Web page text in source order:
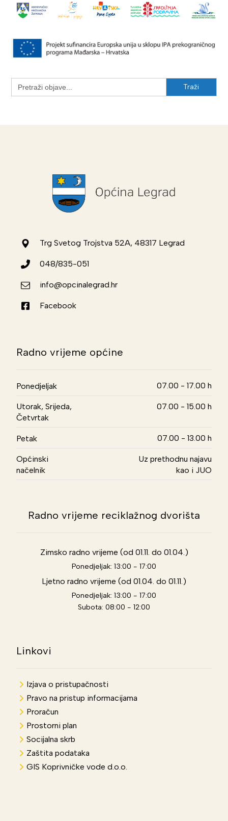
Search
for:
Trg Svetog Trojstva 52A, 48317 Legrad
048/835-051
info@opcinalegrad.hr
Facebook
Radno vrijeme općine
Ponedjeljak 07.00 - 17.00 h
Utorak, Srijeda,
Četvrtak
07.00 - 15.00 h
Petak 07.00 - 13.00 h
Općinski
načelnik
Uz prethodnu najavu
kao i JUO
Radno vrijeme reciklažnog dvorišta
Zimsko radno vrijeme (od 01.11. do 01.04.)
Ponedjeljak: 13:00 - 17:00
Ljetno radno vrijeme (od 01.04. do 01.11.)
Ponedjeljak: 13:00 - 17:00
Subota: 08:00 - 12:00
Linkovi
Izjava o pristupačnosti
Pravo na pristup informacijama
Proračun
Prostorni plan
Socijalna skrb
Zaštita podataka
GIS Koprivničke vode d.o.o.